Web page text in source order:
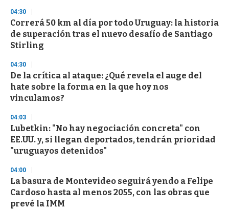
s
e
c
o
n
04:30
Correrá 50 km al día por todo Uruguay: la historia
de superación tras el nuevo desafío de Santiago
Stirling
04:30
De la crítica al ataque: ¿Qué revela el auge del
hate sobre la forma en la que hoy nos
vinculamos?
04:03
Lubetkin: "No hay negociación concreta" con
EE.UU. y, si llegan deportados, tendrán prioridad
"uruguayos detenidos"
04:00
La basura de Montevideo seguirá yendo a Felipe
Cardoso hasta al menos 2055, con las obras que
prevé la IMM